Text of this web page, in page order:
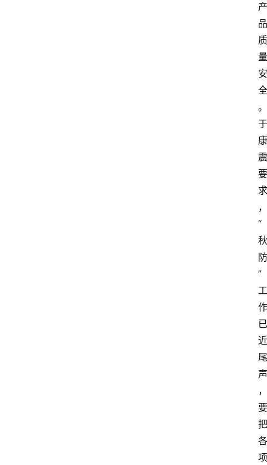
产
品
质
量
安
全
。
于
康
震
要
求
，
“
秋
防
”
工
作
已
近
尾
声
，
要
把
各
项